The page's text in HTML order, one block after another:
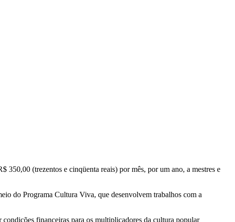
(trezentos e cinqüenta reais) por mês, por um ano, a mestres e
do Programa Cultura Viva, que desenvolvem trabalhos com a
financeiras para os multiplicadores da cultura popular